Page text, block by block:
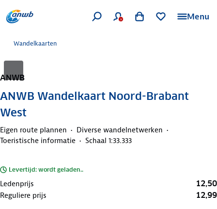
Menu
Wandelkaarten
ANWB
ANWB Wandelkaart Noord-Brabant
West
Eigen route plannen
Diverse wandelnetwerken
Toeristische informatie
Schaal 1:33.333
Levertijd: wordt geladen..
Ledenprijs 12,50
Reguliere prijs 12,99